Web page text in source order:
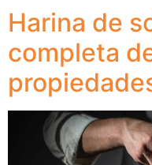
Harina de
completa